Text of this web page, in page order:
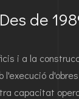
de
i a la
capacitat